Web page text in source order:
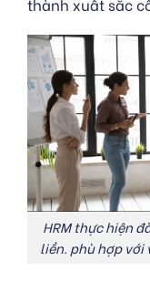
HRM thực hiện
liền. phù hợp với